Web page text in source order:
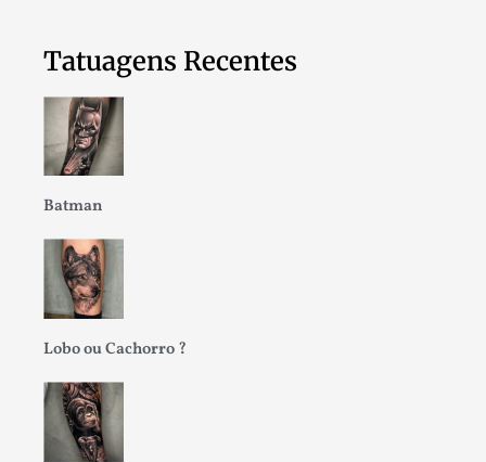
Tatuagens Recentes
Batman
Lobo ou Cachorro ?